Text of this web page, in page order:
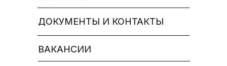
ДОКУМЕНТЫ И КОНТАКТЫ
ВАКАНСИИ